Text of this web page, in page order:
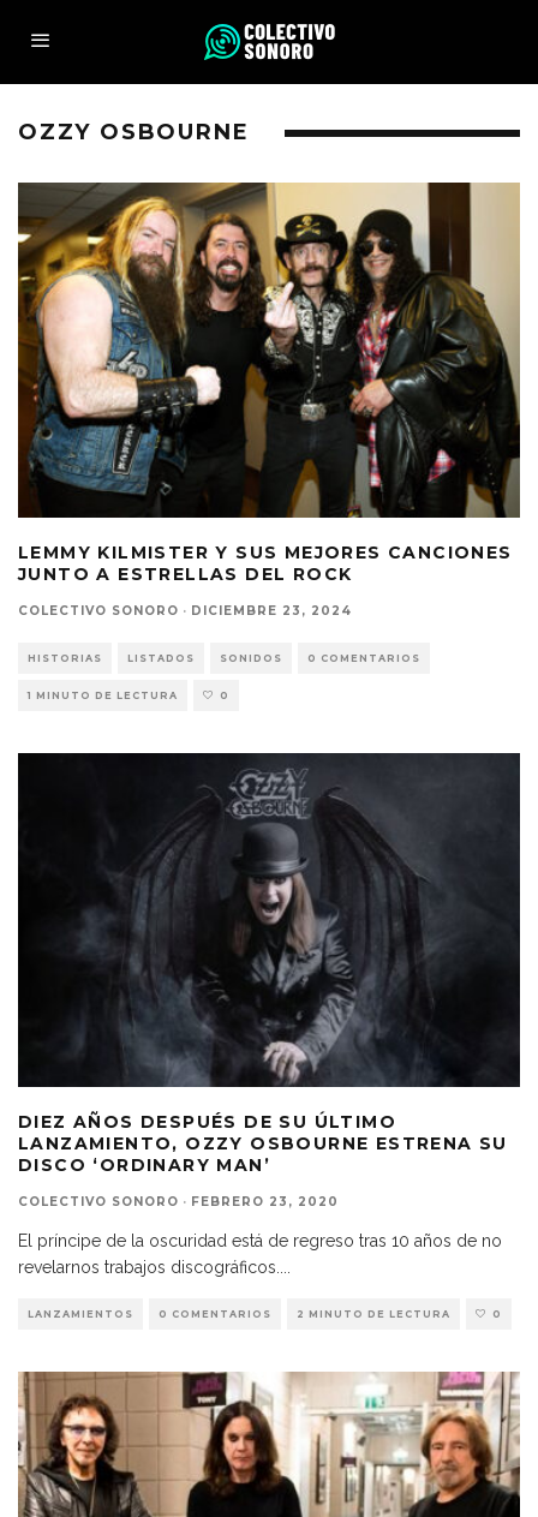
OZZY OSBOURNE
LEMMY KILMISTER Y SUS MEJORES CANCIONES
JUNTO A ESTRELLAS DEL ROCK
COLECTIVO SONORO · DICIEMBRE 23, 2024
HISTORIAS LISTADOS SONIDOS 0 COMENTARIOS
1 MINUTO DE LECTURA 0
DIEZ AÑOS DESPUÉS DE SU ÚLTIMO
LANZAMIENTO, OZZY OSBOURNE ESTRENA SU
DISCO ‘ORDINARY MAN’
COLECTIVO SONORO · FEBRERO 23, 2020
El príncipe de la oscuridad está de regreso tras 10 años de no
revelarnos trabajos discográficos....
LANZAMIENTOS 0 COMENTARIOS 2 MINUTO DE LECTURA 0